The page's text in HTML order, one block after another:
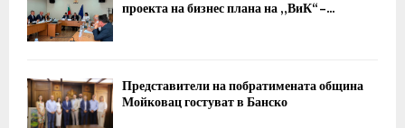
проекта на бизнес плана на „ВиК“ –...
Представители на побратимената община
Мойковац гостуват в Банско